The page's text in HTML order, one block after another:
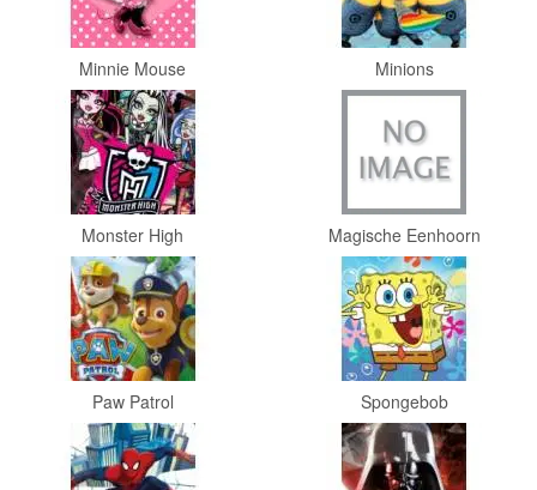
Diego
Hello
Kitty
Blaze
Looney
tunes
Minions
Ben
Fairies
Minnie Mouse Minions
Monster High Magische Eenhoorn
Paw Patrol Spongebob